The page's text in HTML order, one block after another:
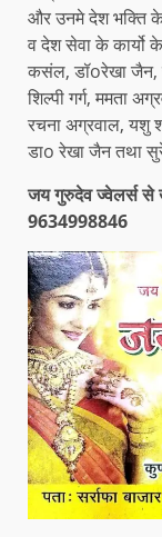
और उनमे देश भक्ति
व देश सेवा के कार्यो
कसंल, डॉoरेखा जैन,
शिल्पी गर्ग, ममता
रचना अग्रवाल, यशु
डाo रेखा जैन तथा
जय गुरुदेव ज्वेलर्स से
9634998846